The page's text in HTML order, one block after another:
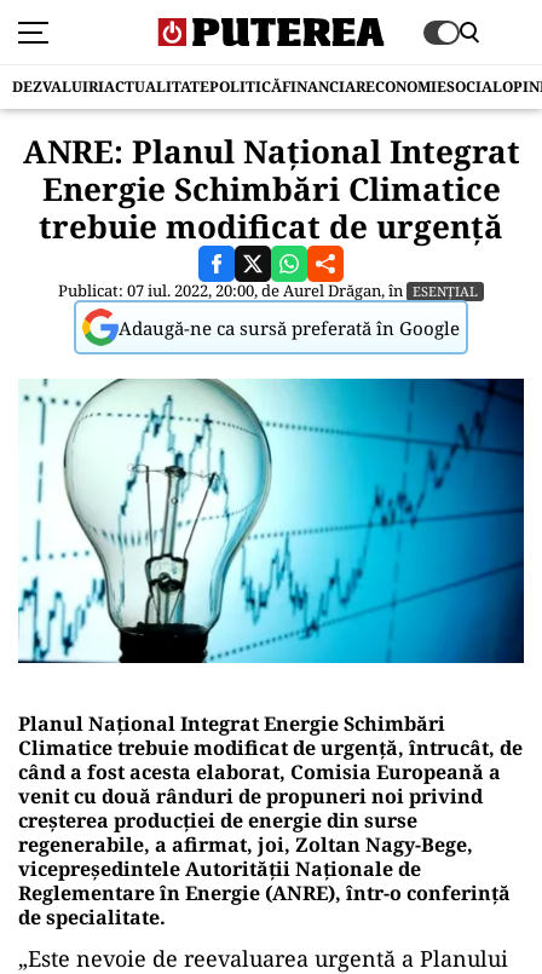
DEZVALUIRIACTUALITATEPOLITICĂFINANCIARECONOMIESOCIAL
ANRE: Planul Național Integrat
Energie Schimbări Climatice
trebuie modificat de urgență
Publicat: 07 iul. 2022, 20:00, deAurel Drăgan, în ESENȚIAL
Adaugă-ne ca sursă preferată în Google
Planul Naţional Integrat Energie Schimbări
Climatice trebuie modificat de urgenţă, întrucât, de
când a fost acesta elaborat, Comisia Europeană a
venit cu două rânduri de propuneri noi privind
creşterea producţiei de energie din surse
regenerabile, a afirmat, joi, Zoltan Nagy-Bege,
vicepreşedintele Autorităţii Naţionale de
Reglementare în Energie (ANRE), într-o conferinţă
de specialitate.
„Este nevoie de reevaluarea urgentă a Planului